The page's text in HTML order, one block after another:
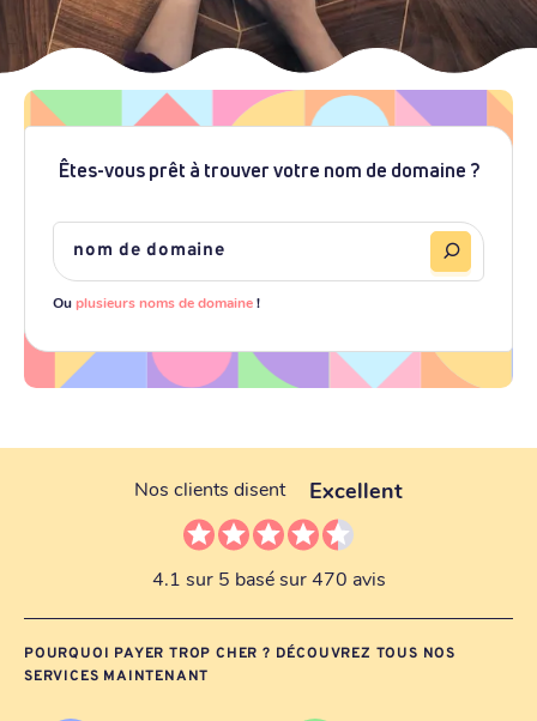
Êtes-vous prêt à trouver votre nom de domaine ?
Ouplusieurs noms de domaine!
Nos clients disent Excellent
4.1 sur 5 basé sur 470 avis
POURQUOI PAYER TROP CHER ? DÉCOUVREZ TOUS NOS
SERVICES MAINTENANT